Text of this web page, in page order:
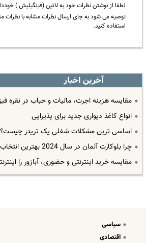
لطفا از نوشتن نظرات خود به لاتین (فینگیلیش )
توصیه می شود به جای ارسال نظرات مشابه با نظرات
استفاده کنید.
آخرین اخبار
مقایسه هزینه اجرت، مالیات و حباب در نقره
انواع کاغذ دیواری جدید برای پذیرایی
اساسی ترین مشکلات شغلی یک تریدر چیست؟
چرا بلوکارت آلمان در سال 2024 بهترین انتخاب است؟
مقایسه خرید اینترنتی و حضوری، آباژور را
سیاسی
اقتصادی